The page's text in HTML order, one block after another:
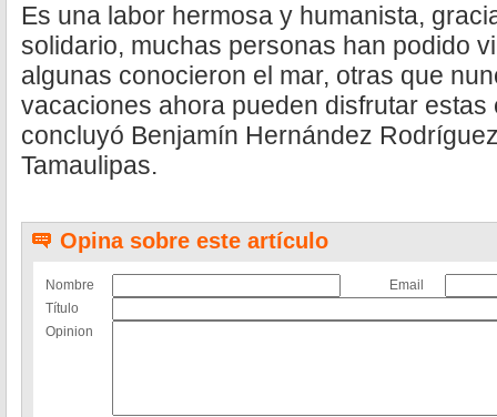
Es una labor hermosa y humanista,
solidario, muchas personas han podido
algunas conocieron el mar, otras que
vacaciones ahora pueden disfrutar
concluyó Benjamín Hernández
Tamaulipas.
Opina sobre este artículo
Nombre
Email
Título
Opinion